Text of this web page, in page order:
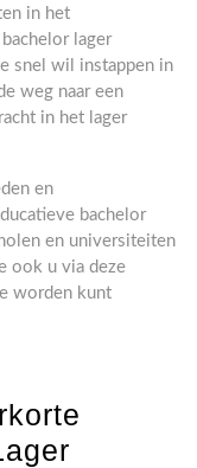
in het
lager
snel wil instappen in
weg naar een
in het lager
en
bachelor
en universiteiten
ook u via deze
worden kunt